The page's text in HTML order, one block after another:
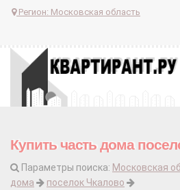
Регион: Московская область
Купить часть дома
Параметры поиска: Московская
дома
поселок Чкалово